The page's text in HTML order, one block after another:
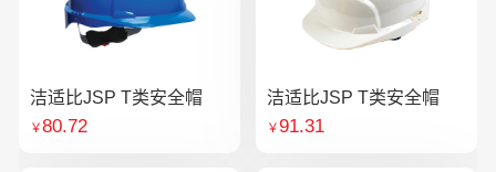
洁适比JSP T类安全帽
￥80.72
洁适比JSP T类安全帽
￥91.31